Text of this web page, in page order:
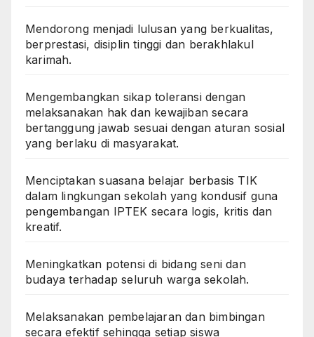
Mendorong menjadi lulusan yang berkualitas,
berprestasi, disiplin tinggi dan berakhlakul
karimah.
Mengembangkan sikap toleransi dengan
melaksanakan hak dan kewajiban secara
bertanggung jawab sesuai dengan aturan sosial
yang berlaku di masyarakat.
Menciptakan suasana belajar berbasis TIK
dalam lingkungan sekolah yang kondusif guna
pengembangan IPTEK secara logis, kritis dan
kreatif.
Meningkatkan potensi di bidang seni dan
budaya terhadap seluruh warga sekolah.
Melaksanakan pembelajaran dan bimbingan
secara efektif sehingga setiap siswa